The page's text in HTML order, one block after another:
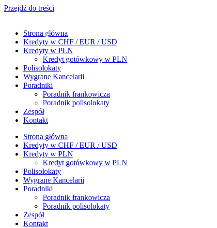
Przejdź do treści
Strona główna
Kredyty w CHF / EUR / USD
Kredyty w PLN
Kredyt gotówkowy w PLN
Polisolokaty
Wygrane Kancelarii
Poradniki
Poradnik frankowicza
Poradnik polisolokaty
Zespół
Kontakt
Strona główna
Kredyty w CHF / EUR / USD
Kredyty w PLN
Kredyt gotówkowy w PLN
Polisolokaty
Wygrane Kancelarii
Poradniki
Poradnik frankowicza
Poradnik polisolokaty
Zespół
Kontakt